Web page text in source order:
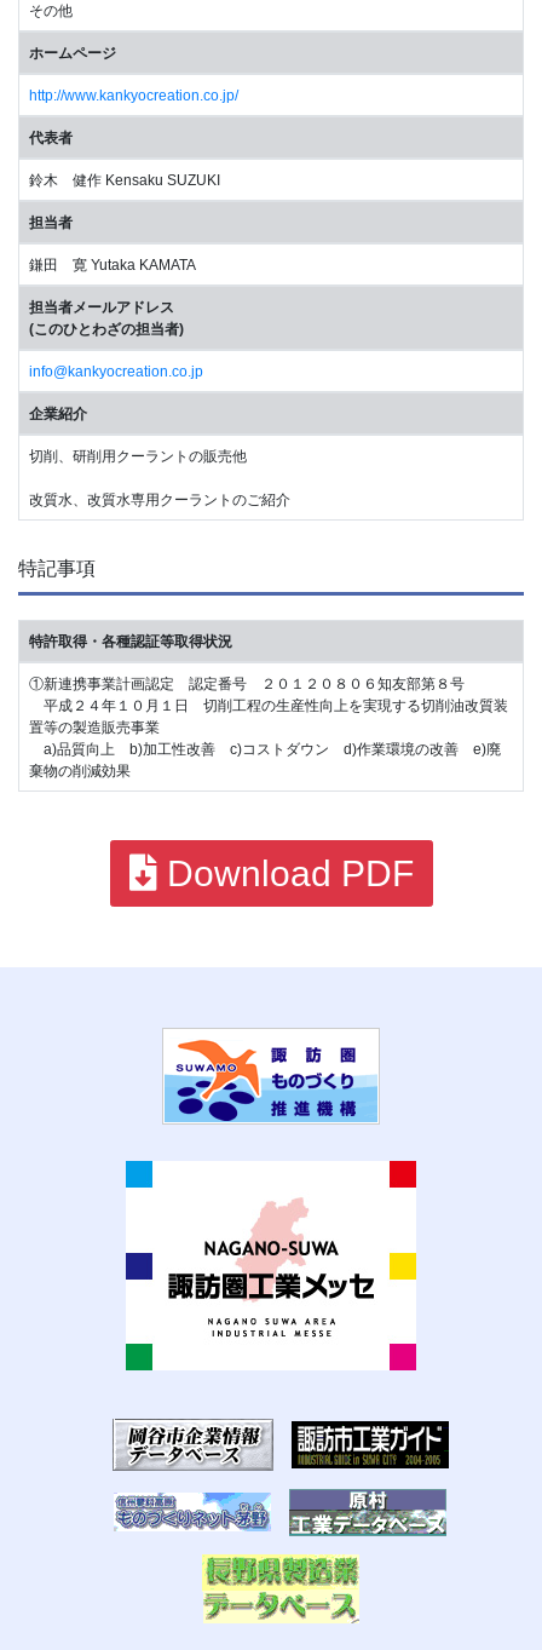
その他
ホームページ
http://www.kankyocreation.co.jp/
代表者
鈴木 健作 Kensaku SUZUKI
担当者
鎌田 寛 Yutaka KAMATA
担当者メールアドレス
(このひとわざの担当者)
info@kankyocreation.co.jp
企業紹介
切削、研削用クーラントの販売他
改質水、改質水専用クーラントのご紹介
特記事項
特許取得・各種認証等取得状況
①新連携事業計画認定 認定番号 ２０１２０８０６知友部第８号
平成２４年１０月１日 切削工程の生産性向上を実現する切削油改質装
置等の製造販売事業
a)品質向上 b)加工性改善 c)コストダウン d)作業環境の改善 e)廃
棄物の削減効果
Download PDF